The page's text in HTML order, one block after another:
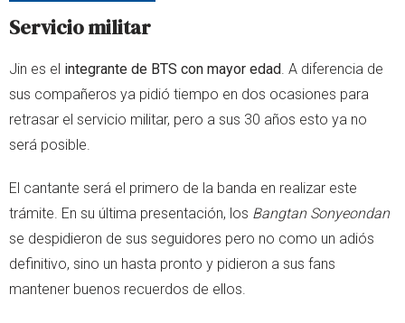
Servicio militar
Jin es el integrante de BTS con mayor edad. A diferencia de
sus compañeros ya pidió tiempo en dos ocasiones para
retrasar el servicio militar, pero a sus 30 años esto ya no
será posible.
El cantante será el primero de la banda en realizar este
trámite. En su última presentación, los Bangtan Sonyeondan
se despidieron de sus seguidores pero no como un adiós
definitivo, sino un hasta pronto y pidieron a sus fans
mantener buenos recuerdos de ellos.